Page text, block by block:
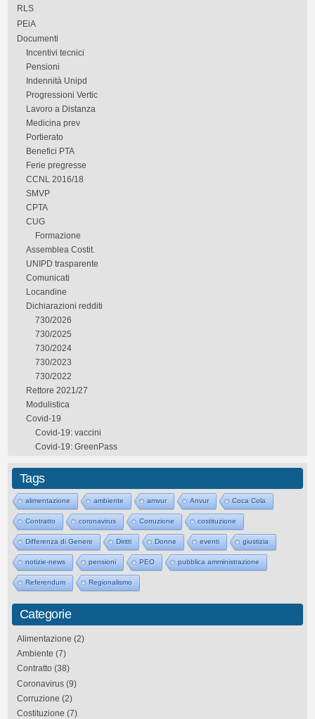
RLS
PEiA
Documenti
Incentivi tecnici
Pensioni
Indennità Unipd
Progressioni Vertic
Lavoro a Distanza
Medicina prev
Portierato
Benefici PTA
Ferie pregresse
CCNL 2016/18
SMVP
CPTA
CUG
Formazione
Assemblea Costit.
UNIPD trasparente
Comunicati
Locandine
Dichiarazioni redditi
730/2026
730/2025
730/2024
730/2023
730/2022
Rettore 2021/27
Modulistica
Covid-19
Covid-19: vaccini
Covid-19: GreenPass
Tags
alimentazione ambiente amvur Anvur Coca Cola
Contratto coronavirus Corruzione costituzione
Differenza di Genere Diritti Donne eventi giustizia
notizie-news pensioni PEO pubblica amministrazione
Referendum Regionalismo
Categorie
Alimentazione (2)
Ambiente (7)
Contratto (38)
Coronavirus (9)
Corruzione (2)
Costituzione (7)